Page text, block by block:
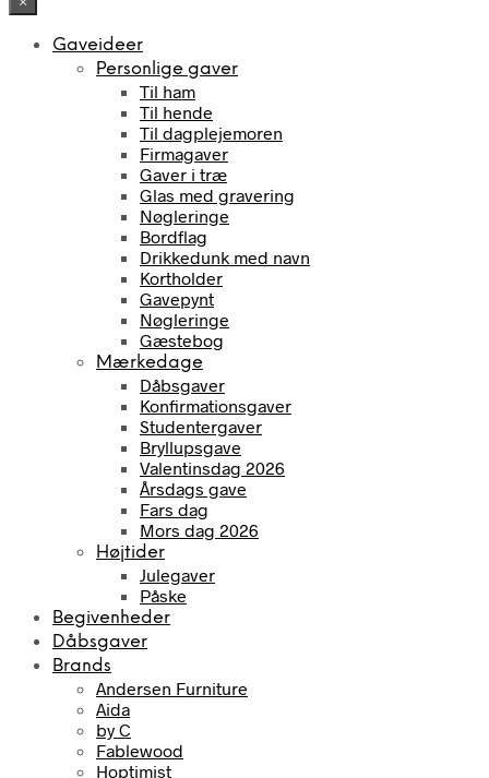
Gaveideer
Personlige gaver
Til ham
Til hende
Til dagplejemoren
Firmagaver
Gaver i træ
Glas med gravering
Nøgleringe
Bordflag
Drikkedunk med navn
Kortholder
Gavepynt
Nøgleringe
Gæstebog
Mærkedage
Dåbsgaver
Konfirmationsgaver
Studentergaver
Bryllupsgave
Valentinsdag 2026
Årsdags gave
Fars dag
Mors dag 2026
Højtider
Julegaver
Påske
Begivenheder
Dåbsgaver
Brands
Andersen Furniture
Aida
by C
Fablewood
Hoptimist